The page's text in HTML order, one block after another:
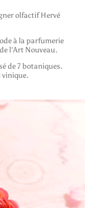
olfactif Hervé
à la parfumerie
l'Art Nouveau.
de 7 botaniques.
vinique.